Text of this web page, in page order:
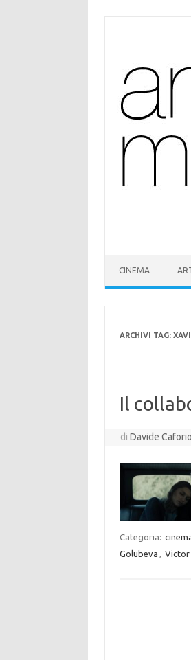
CINEMA
ARCHIVI TAG:
Il
diDavide Caforio
Categoria:
Golubeva , Victor